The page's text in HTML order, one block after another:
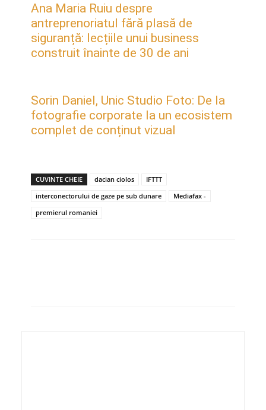
Ana Maria Ruiu despre
antreprenoriatul fără plasă de
siguranță: lecțiile unui business
construit înainte de 30 de ani
Sorin Daniel, Unic Studio Foto: De la
fotografie corporate la un ecosistem
complet de conținut vizual
CUVINTE CHEIE dacian ciolos
IFTTT
interconectorului de gaze pe sub dunare
Mediafax -
premierul romaniei